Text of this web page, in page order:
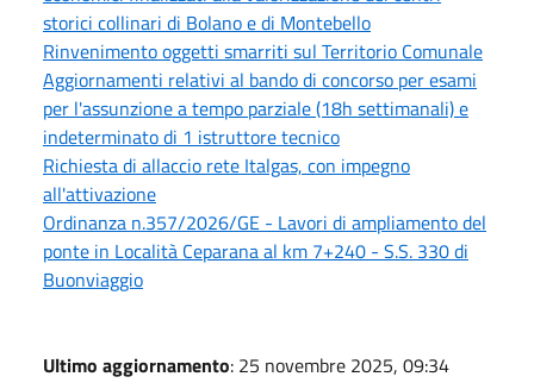
storici collinari di Bolano e di Montebello
Rinvenimento oggetti smarriti sul Territorio Comunale
Aggiornamenti relativi al bando di concorso per esami
per l'assunzione a tempo parziale (18h settimanali) e
indeterminato di 1 istruttore tecnico
Richiesta di allaccio rete Italgas, con impegno
all'attivazione
Ordinanza n.357/2026/GE - Lavori di ampliamento del
ponte in Località Ceparana al km 7+240 - S.S. 330 di
Buonviaggio
Ultimo aggiornamento: 25 novembre 2025, 09:34